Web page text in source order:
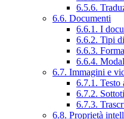
6.5.6.
6.6. Documenti
6.6.1. I
6.6.2. Tipi
6.6.3.
6.6.4.
6.7. Immagini e
6.7.1. Testo
6.7.2.
6.7.3.
6.8. Proprietà